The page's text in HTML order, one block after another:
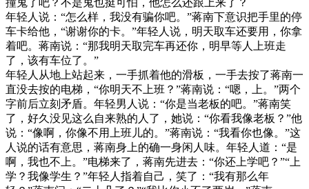
年轻人说：“怎么样，我没有骗你吧。”蒋南下意识把手里的停
车卡给他，“谢谢你的卡。”年轻人说，明天取车还要用，你拿
着吧。蒋南说：“那我明天取完车再还你，明早等人上班走
了，该有车位了。”
年轻人从地上站起来，一手抓着他的滑板，一手去按了蒋南一
直没去按的电梯，“你明天不上班？”蒋南说：“嗯，上。”两个
字前后立刻矛盾。年轻男人说：“你是当老板的吧。”蒋南笑
了，好久没见这么自来熟的人了，她说：“你看我像老板？”他
说：“像啊，你像不用上班儿的。”蒋南说：“我看你也像。”这
人说的话有意思，蒋南身上的确一身闲人味。年轻人道：“是
啊，我也不上。”电梯来了，蒋南先进去：“你还上学吧？”“上
学？我像学生？”年轻人指着自己，笑了：“我有那么年